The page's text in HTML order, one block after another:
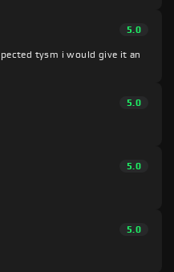
5.0
tysm i would give it an
5.0
5.0
5.0